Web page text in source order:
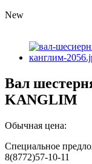
New
Вал
KANGLIM
Обычная цена:
Специальное
8(8772)57-10-11